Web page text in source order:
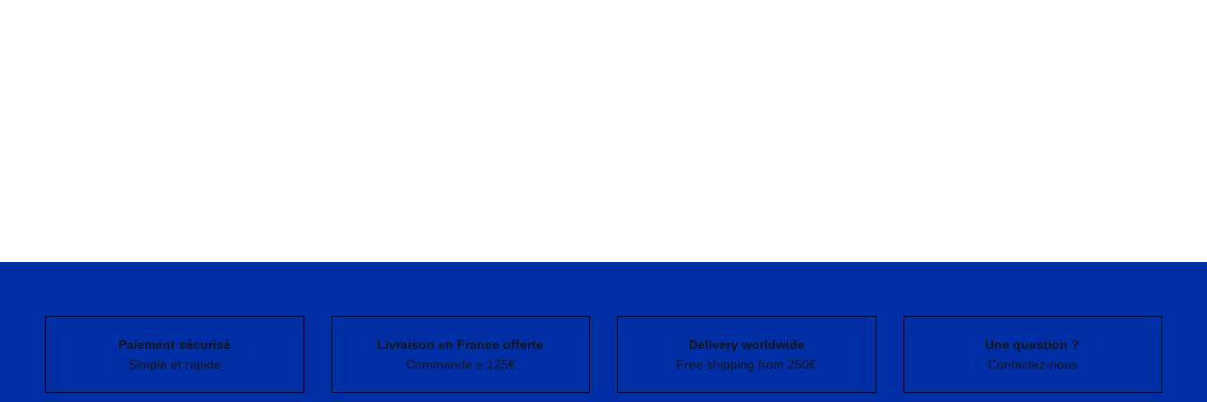
Paiement sécurisé
Simple et rapide
Livraison en France offerte
Commande ≥ 125€
Delivery worldwide
Free shipping from 250€
Une question ?
Contactez-nous